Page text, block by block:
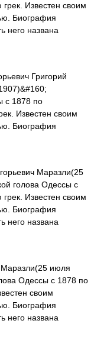
Известен своим
Биография
него названа
Григорий
с 1878 по
Известен своим
Биография
Маразли(25
голова Одессы с
Известен своим
Биография
него названа
Маразли(25 июля
Одессы с 1878 по
своим
Биография
него названа